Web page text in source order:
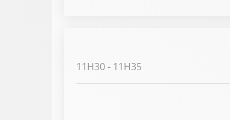
11H30- 11H35